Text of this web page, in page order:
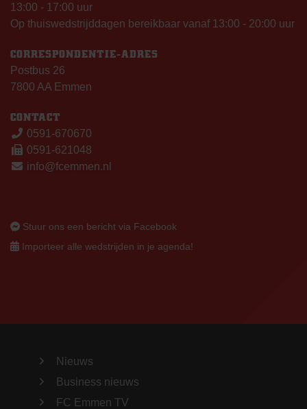
13:00 - 17:00 uur
Op thuiswedstrijddagen bereikbaar vanaf 13:00 - 20:00 uur
CORRESPONDENTIE-ADRES
Postbus 26
7800 AA Emmen
CONTACT
0591-670670
0591-621048
info@fcemmen.nl
Stuur ons een bericht via Facebook
Importeer alle wedstrijden in je agenda!
Nieuws
Business nieuws
FC Emmen TV